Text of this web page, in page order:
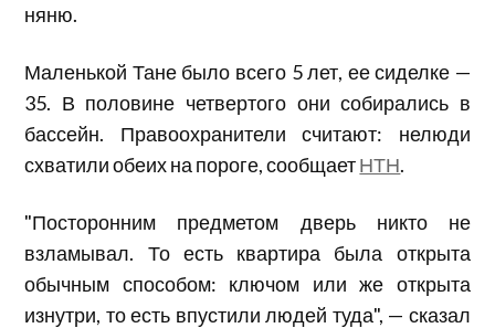
няню.
Маленькой Тане было всего 5 лет, ее сиделке —
35. В половине четвертого они собирались в
бассейн. Правоохранители считают: нелюди
схватили обеих на пороге, сообщаетНТН.
"Посторонним предметом дверь никто не
взламывал. То есть квартира была открыта
обычным способом: ключом или же открыта
изнутри, то есть впустили людей туда", — сказал